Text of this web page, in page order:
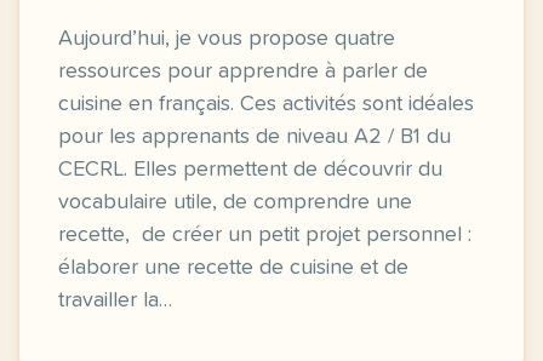
Aujourd’hui, je vous propose quatre
ressources pour apprendre à parler de
cuisine en français. Ces activités sont idéales
pour les apprenants de niveau A2 / B1 du
CECRL. Elles permettent de découvrir du
vocabulaire utile, de comprendre une
recette, de créer un petit projet personnel :
élaborer une recette de cuisine et de
travailler la…